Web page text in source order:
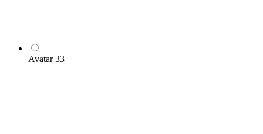
Avatar 33